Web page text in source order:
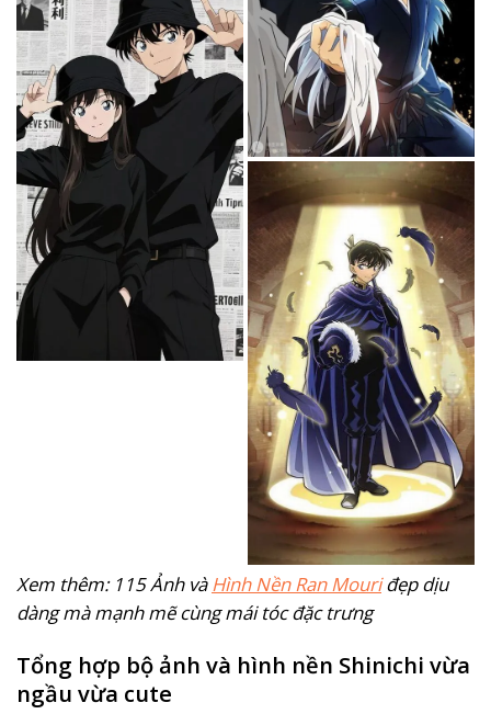
Xem thêm: 115 Ảnh và Hình Nền Ran Mouriđẹp dịu
dàng mà mạnh mẽ cùng mái tóc đặc trưng
Tổng hợp bộ ảnh và hình nền Shinichi vừa
ngầu vừa cute